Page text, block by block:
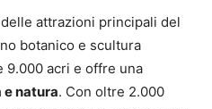
attrazioni principali del
botanico e scultura
9.000 acri e offre una
e natura. Con oltre 2.000